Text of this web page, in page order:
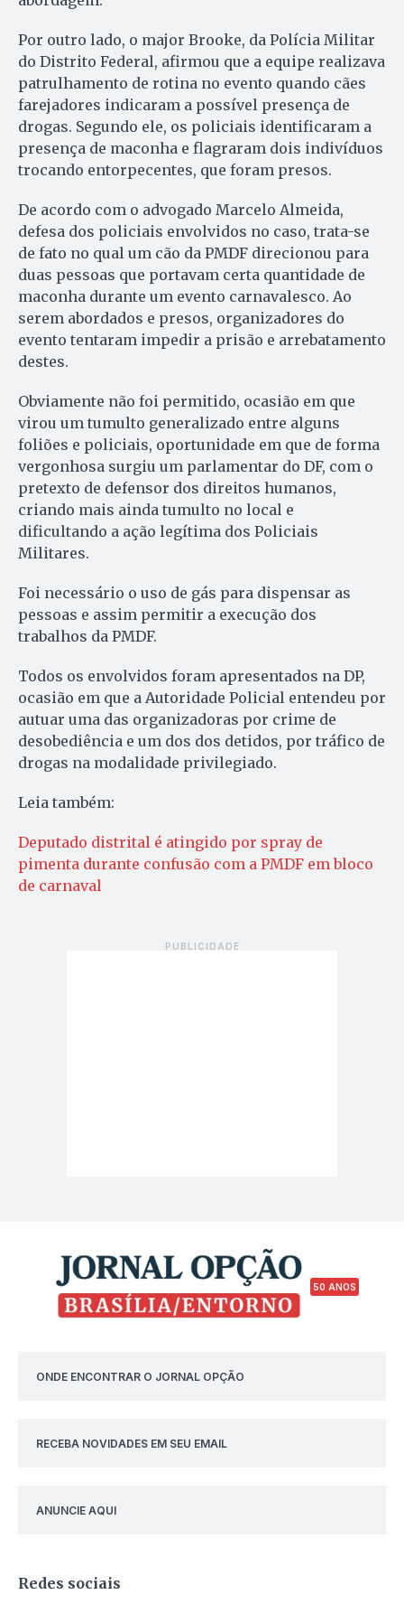
Por outro lado, o major Brooke, da Polícia Militar
do Distrito Federal, afirmou que a equipe realizava
patrulhamento de rotina no evento quando cães
farejadores indicaram a possível presença de
drogas. Segundo ele, os policiais identificaram a
presença de maconha e flagraram dois indivíduos
trocando entorpecentes, que foram presos.
De acordo com o advogado Marcelo Almeida,
defesa dos policiais envolvidos no caso, trata-se
de fato no qual um cão da PMDF direcionou para
duas pessoas que portavam certa quantidade de
maconha durante um evento carnavalesco. Ao
serem abordados e presos, organizadores do
evento tentaram impedir a prisão e arrebatamento
destes.
Obviamente não foi permitido, ocasião em que
virou um tumulto generalizado entre alguns
foliões e policiais, oportunidade em que de forma
vergonhosa surgiu um parlamentar do DF, com o
pretexto de defensor dos direitos humanos,
criando mais ainda tumulto no local e
dificultando a ação legítima dos Policiais
Militares.
Foi necessário o uso de gás para dispensar as
pessoas e assim permitir a execução dos
trabalhos da PMDF.
Todos os envolvidos foram apresentados na DP,
ocasião em que a Autoridade Policial entendeu por
autuar uma das organizadoras por crime de
desobediência e um dos dos detidos, por tráfico de
drogas na modalidade privilegiado.
Leia também:
Deputado distrital é atingido por spray de
pimenta durante confusão com a PMDF em bloco
de carnaval
50 ANOS
ONDE ENCONTRAR O JORNAL OPÇÃO
RECEBA NOVIDADES EM SEU EMAIL
ANUNCIE AQUI
Redes sociais